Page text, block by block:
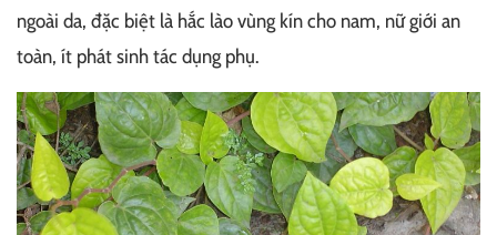
ngoài da, đặc biệt là hắc lào vùng kín cho nam, nữ giới an
toàn, ít phát sinh tác dụng phụ.